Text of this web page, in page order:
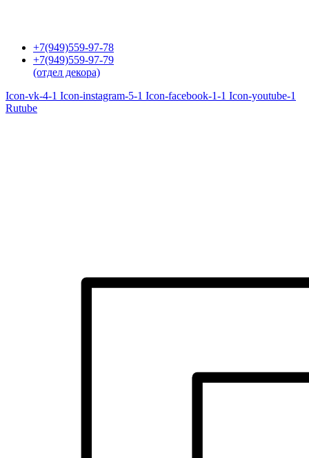
+7(949)559-97-78
+7(949)559-97-79
(отдел декора)
Icon-vk-4-1 Icon-instagram-5-1 Icon-facebook-1-1 Icon-youtube-1
Rutube